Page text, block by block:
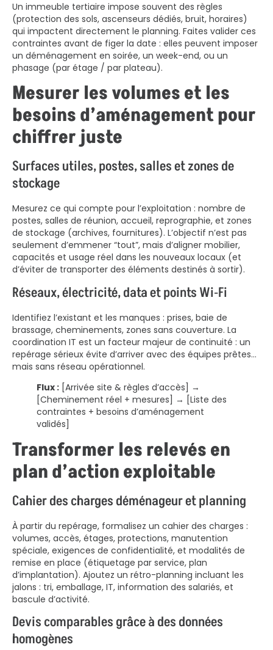
Un immeuble tertiaire impose souvent des règles
(protection des sols, ascenseurs dédiés, bruit, horaires)
qui impactent directement le planning. Faites valider ces
contraintes avant de figer la date : elles peuvent imposer
un déménagement en soirée, un week-end, ou un
phasage (par étage / par plateau).
Mesurer les volumes et les
besoins d’aménagement pour
chiffrer juste
Surfaces utiles, postes, salles et zones de
stockage
Mesurez ce qui compte pour l’exploitation : nombre de
postes, salles de réunion, accueil, reprographie, et zones
de stockage (archives, fournitures). L’objectif n’est pas
seulement d’emmener “tout”, mais d’aligner mobilier,
capacités et usage réel dans les nouveaux locaux (et
d’éviter de transporter des éléments destinés à sortir).
Réseaux, électricité, data et points Wi‑Fi
Identifiez l’existant et les manques : prises, baie de
brassage, cheminements, zones sans couverture. La
coordination IT est un facteur majeur de continuité : un
repérage sérieux évite d’arriver avec des équipes prêtes…
mais sans réseau opérationnel.
Flux : [Arrivée site & règles d’accès] →
[Cheminement réel + mesures] → [Liste des
contraintes + besoins d’aménagement
validés]
Transformer les relevés en
plan d’action exploitable
Cahier des charges déménageur et planning
À partir du repérage, formalisez un cahier des charges :
volumes, accès, étages, protections, manutention
spéciale, exigences de confidentialité, et modalités de
remise en place (étiquetage par service, plan
d’implantation). Ajoutez un rétro-planning incluant les
jalons : tri, emballage, IT, information des salariés, et
bascule d’activité.
Devis comparables grâce à des données
homogènes